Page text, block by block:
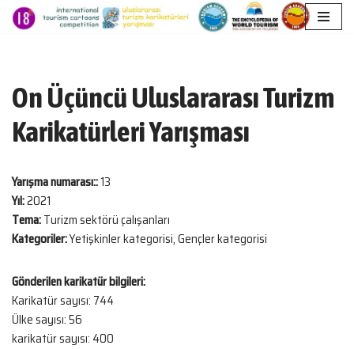
On Üçüncü Uluslararası Turizm
Karikatürleri Yarışması
Yarışma numarası::13
Yıl:2021
Tema:Turizm sektörü çalışanları
Kategoriler:Yetişkinler kategorisi, Gençler kategorisi
Gönderilen karikatür bilgileri:
Karikatür sayısı: 744
Ülke sayısı: 56
karikatür sayısı: 400